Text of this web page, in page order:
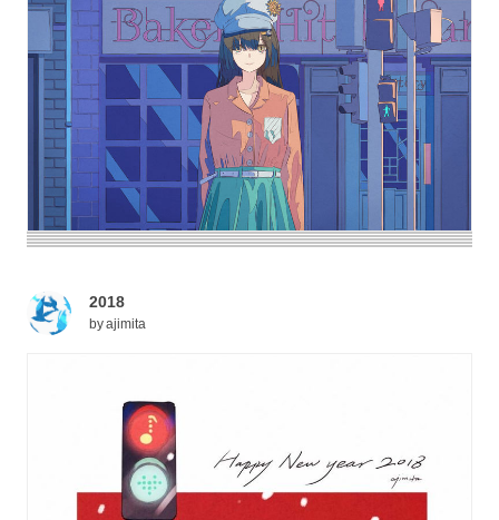
2018
byajimita